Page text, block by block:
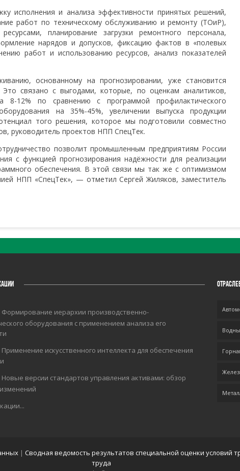
исполнения и анализа эффективности принятых решений,
работ по техническому обслуживанию и ремонту (ТОиР),
планирование загрузки ремонтного персонала,
нарядов и допусков, фиксацию фактов в «полевых
работ и использованию ресурсов, анализ показателей
основанному на прогнозировании, уже становится
связано с выгодами, которые, по оценкам аналитиков,
12% по сравнению с программой профилактического
на 35%-45%, увеличении выпуска продукции
того решения, которое мы подготовили совместно
руководитель проектов НПП СпецТек.
позволит промышленным предприятиям России
с функцией прогнозирования надёжности для реализации
обеспечения. В этой связи мы так же с оптимизмом
НПП «СпецТек», — отметил Сергей Жиляков, заместитель
Формирование иерархии производственно-
оборудования с применением анализа его
Применение искусственного интеллекта для обеспечения
Новые версии стандартов управления активами: обзор
| Сводная ведомость результатов специальной оценки условий
труда